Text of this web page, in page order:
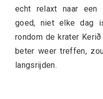
echt relaxt naar een
goed, niet elke dag
rondom de krater
beter weer treffen,
langsrijden.